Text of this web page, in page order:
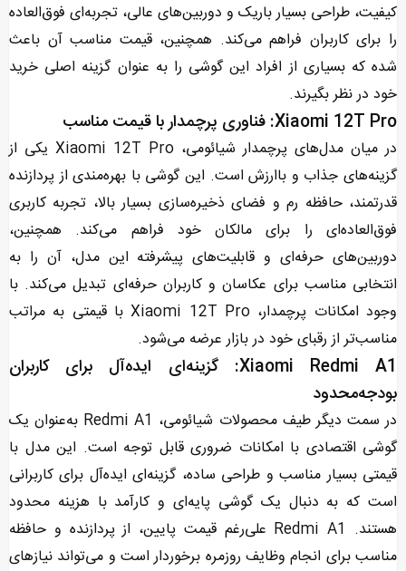
کیفیت، طراحی بسیار باریک و دوربین‌های عالی، تجربه‌ای فوق‌العاده
را برای کاربران فراهم می‌کند. همچنین، قیمت مناسب آن باعث
شده که بسیاری از افراد این گوشی را به عنوان گزینه اصلی خرید
خود در نظر بگیرند.
Xiaomi 12T Pro: فناوری پرچمدار با قیمت مناسب
در میان مدل‌های پرچمدار شیائومی، Xiaomi 12T Pro یکی از
گزینه‌های جذاب و باارزش است. این گوشی با بهره‌مندی از پردازنده
قدرتمند، حافظه رم و فضای ذخیره‌سازی بسیار بالا، تجربه کاربری
فوق‌العاده‌ای را برای مالکان خود فراهم می‌کند. همچنین،
دوربین‌های حرفه‌ای و قابلیت‌های پیشرفته این مدل، آن را به
انتخابی مناسب برای عکاسان و کاربران حرفه‌ای تبدیل می‌کند. با
وجود امکانات پرچمدار، Xiaomi 12T Pro با قیمتی به مراتب
مناسب‌تر از رقبای خود در بازار عرضه می‌شود.
Xiaomi Redmi A1: گزینه‌ای ایده‌آل برای کاربران
بودجه‌محدود
در سمت دیگر طیف محصولات شیائومی، Redmi A1 به‌عنوان یک
گوشی اقتصادی با امکانات ضروری قابل توجه است. این مدل با
قیمتی بسیار مناسب و طراحی ساده، گزینه‌ای ایده‌آل برای کاربرانی
است که به دنبال یک گوشی پایه‌ای و کارآمد با هزینه محدود
هستند. Redmi A1 علی‌رغم قیمت پایین، از پردازنده و حافظه
مناسب برای انجام وظایف روزمره برخوردار است و می‌تواند نیازهای